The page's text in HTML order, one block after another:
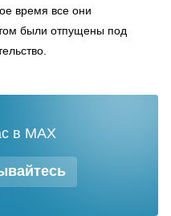
время все они
были отпущены под
в MAX